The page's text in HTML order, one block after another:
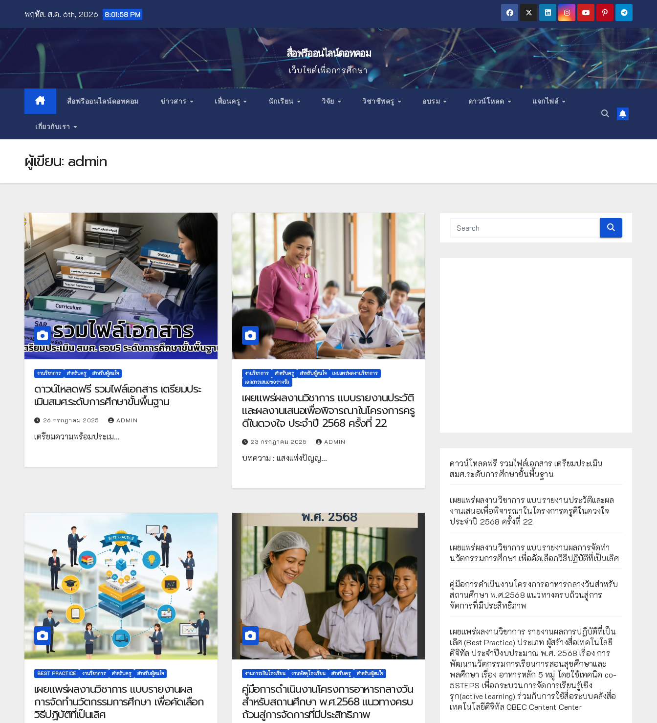
content
พฤหัส. ส.ค. 6th, 2026 8:02:00 PM
สื่อฟรีออนไลน์ดอทคอม
เว็บไซต์เพื่อการศึกษา
สื่อฟรีออนไลน์ดอทคอม ข่าวสาร เพื่อนครู นักเรียน วิจัย วิชาชีพครู อบรม ดาวน์โหลด แจกไฟล์
เกี่ยวกับเรา
ผู้เขียน: admin
งานวิชาการ สำหรับครู สำหรับผู้สนใจ
ดาวน์โหลดฟรี รวมไฟล์เอกสาร เตรียมประ
เมินสมศ.ระดับการศึกษาขั้นพื้นฐาน
26 กรกฎาคม 2025 ADMIN
เตรียมความพร้อมประเม…
งานวิชาการ สำหรับครู สำหรับผู้สนใจ
เผยแพร่ผลงานวิชาการ
เอกสารเสนอขอรางวัล
เผยแพร่ผลงานวิชาการ แบบรายงานประวัติ
และผลงานเสนอเพื่อพิจารณาในโครงการครู
ดีในดวงใจ ประจำปี 2568 ครั้งที่ 22
23 กรกฎาคม 2025 ADMIN
บทความ : แสงแห่งปัญญ…
BEST PRACTICE งานวิชาการ สำหรับครู สำหรับผู้สนใจ
เผยแพร่ผลงานวิชาการ แบบรายงานผล
การจัดทำนวัตกรรมการศึกษา เพื่อคัดเลือก
วิธีปฏิบัติที่เป็นเลิศ
งานการเงินโรงเรียน งานพัสดุโรงเรียน สำหรับครู สำหรับผู้สนใจ
คู่มือการดำเนินงานโครงการอาหารกลางวัน
สำหรับสถานศึกษา พ.ศ.2568 แนวทางครบ
ถ้วนสู่การจัดการที่มีประสิทธิภาพ
ดาวน์โหลดฟรี รวมไฟล์เอกสาร เตรียมประเมิน
สมศ.ระดับการศึกษาขั้นพื้นฐาน
เผยแพร่ผลงานวิชาการ แบบรายงานประวัติและผล
งานเสนอเพื่อพิจารณาในโครงการครูดีในดวงใจ
ประจำปี 2568 ครั้งที่ 22
เผยแพร่ผลงานวิชาการ แบบรายงานผลการจัดทำ
นวัตกรรมการศึกษา เพื่อคัดเลือกวิธีปฏิบัติที่เป็นเลิศ
คู่มือการดำเนินงานโครงการอาหารกลางวันสำหรับ
สถานศึกษา พ.ศ.2568 แนวทางครบถ้วนสู่การ
จัดการที่มีประสิทธิภาพ
เผยเเพร่ผลงานวิชาการ รายงานผลการปฏิบัติที่เป็น
เลิศ (Best Practice) ประเภท ผู้สร้างสื่อเทคโนโลยี
ดิจิทัล ประจำปีงบประมาณ พ.ศ. 2568 เรื่อง การ
พัฒนานวัตกรรมการเรียนการสอนสุขศึกษาและ
พลศึกษา เรื่อง อาหารหลัก 5 หมู่ โดยใช้เทคนิค co-
5STEPS เพื่อกระบวนการจัดการเรียนรู้เชิง
รุก(active learning) ร่วมกับการใช้สื่อระบบคลังสื่อ
เทคโนโลยีดิจิทัล OBEC Centent Center